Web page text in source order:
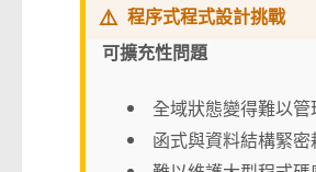
⚠️ 程序式程式設計挑戰
可擴充性問題
全域狀態變得難以管
函式與資料結構緊密